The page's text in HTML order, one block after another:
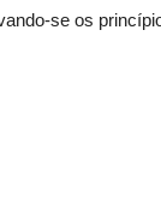
se os